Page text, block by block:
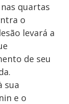
quartas
o
levará a
de seu
sua
e o